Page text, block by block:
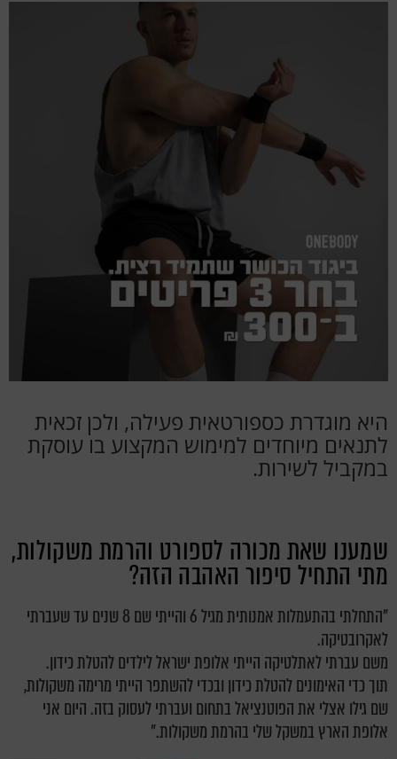
היא מוגדרת כספורטאית פעילה, ולכן זכאית
לתנאים מיוחדים למימוש המקצוע בו עוסקת
במקביל לשירות.
שמענו שאת מכורה לספורט והרמת משקולות,
מתי התחיל סיפור האהבה הזה?
"התחלתי בהתעמלות אמנותית מגיל 6 והייתי שם 8 שנים עד שעברתי
לאקרובטיקה.
משם עברתי לאתלטיקה הייתי אלופת ישראל לילדים להטלת כידון.
תוך כדי האימונים להטלת כידון ובכדי להשתפר הייתי מרימה משקולות,
שם גילו אצלי את הפוטנציאל בתחום ועברתי לעסוק בזה. היום אני
אלופת הארץ במשקל שלי בהרמת משקולות."